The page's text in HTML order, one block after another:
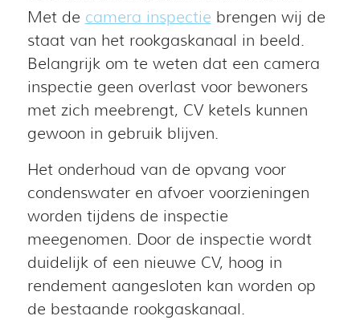
Met de camera inspectie brengen wij de
staat van het rookgaskanaal in beeld.
Belangrijk om te weten dat een camera
inspectie geen overlast voor bewoners
met zich meebrengt, CV ketels kunnen
gewoon in gebruik blijven.
Het onderhoud van de opvang voor
condenswater en afvoer voorzieningen
worden tijdens de inspectie
meegenomen. Door de inspectie wordt
duidelijk of een nieuwe CV, hoog in
rendement aangesloten kan worden op
de bestaande rookgaskanaal.